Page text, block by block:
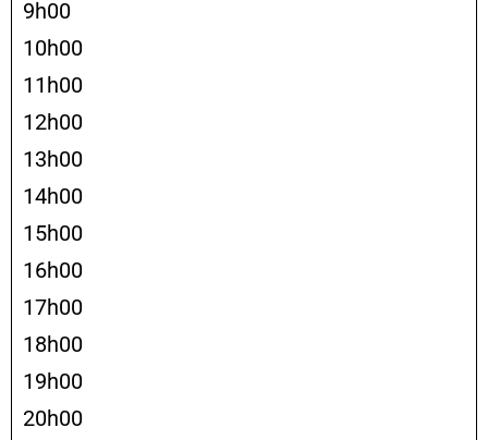
9h00
10h00
11h00
12h00
13h00
14h00
15h00
16h00
17h00
18h00
19h00
20h00